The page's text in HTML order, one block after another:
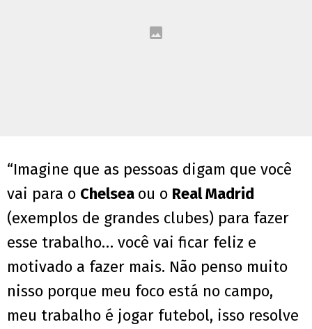
“Imagine que as pessoas digam que você
vai para o Chelsea ou o Real Madrid
(exemplos de grandes clubes) para fazer
esse trabalho… você vai ficar feliz e
motivado a fazer mais. Não penso muito
nisso porque meu foco está no campo,
meu trabalho é jogar futebol, isso resolve